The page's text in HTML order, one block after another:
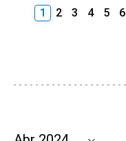
1 2 3 4 5 6